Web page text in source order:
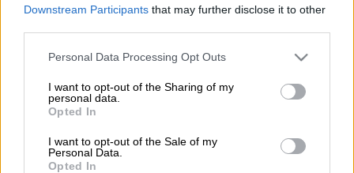
Downstream Participants that may further disclose it to other
Please note that this website/app uses one or more Google
not limited to your visit or usage behaviour. You may click to
grant or deny consent to Google and its third-party tags to
use your data for below specified purposes in below Google
consent section.
Personal Data Processing Opt Outs
I want to opt-out of the Sharing of my
personal data.
Opted In
I want to opt-out of the Sale of my
Personal Data.
Opted In
Προσθέστε το ΕΘΝΟΣ στη Google
Το σημερινό συναυλιακό κοινό είναι μέσα
στην «πολυτέλεια». Εκείνοι και εκείνες που
συνηθίζουν να πηγαίνουν σε συναυλίες και να
βλέπουν τα συγκροτήματα και τους
καλλιτέχνες που έρχονται από το